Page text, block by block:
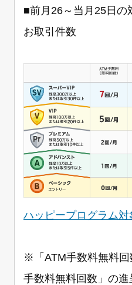
■前月26～当月25日の
お取引件数
ハッピープログラム対
※「ATM手数料無料
手数料無料回数」の